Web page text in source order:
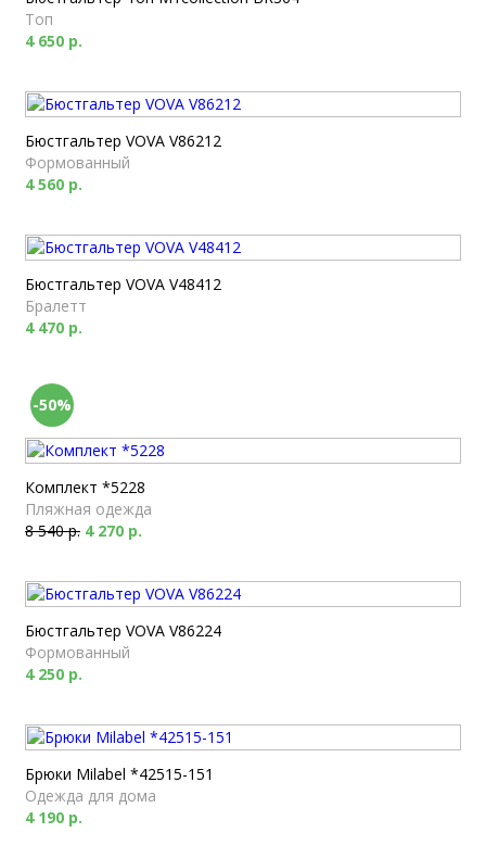
Топ
4 650 р.
Бюстгальтер VOVA V86212
Формованный
4 560 р.
Бюстгальтер VOVA V48412
Бралетт
4 470 р.
-50%
Комплект *5228
Пляжная одежда
8 540 р. 4 270 р.
Бюстгальтер VOVA V86224
Формованный
4 250 р.
Брюки Milabel *42515-151
Одежда для дома
4 190 р.